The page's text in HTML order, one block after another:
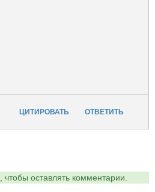
ЦИТИРОВАТЬ ОТВЕТИТЬ
, чтобы оставлять комментарии.